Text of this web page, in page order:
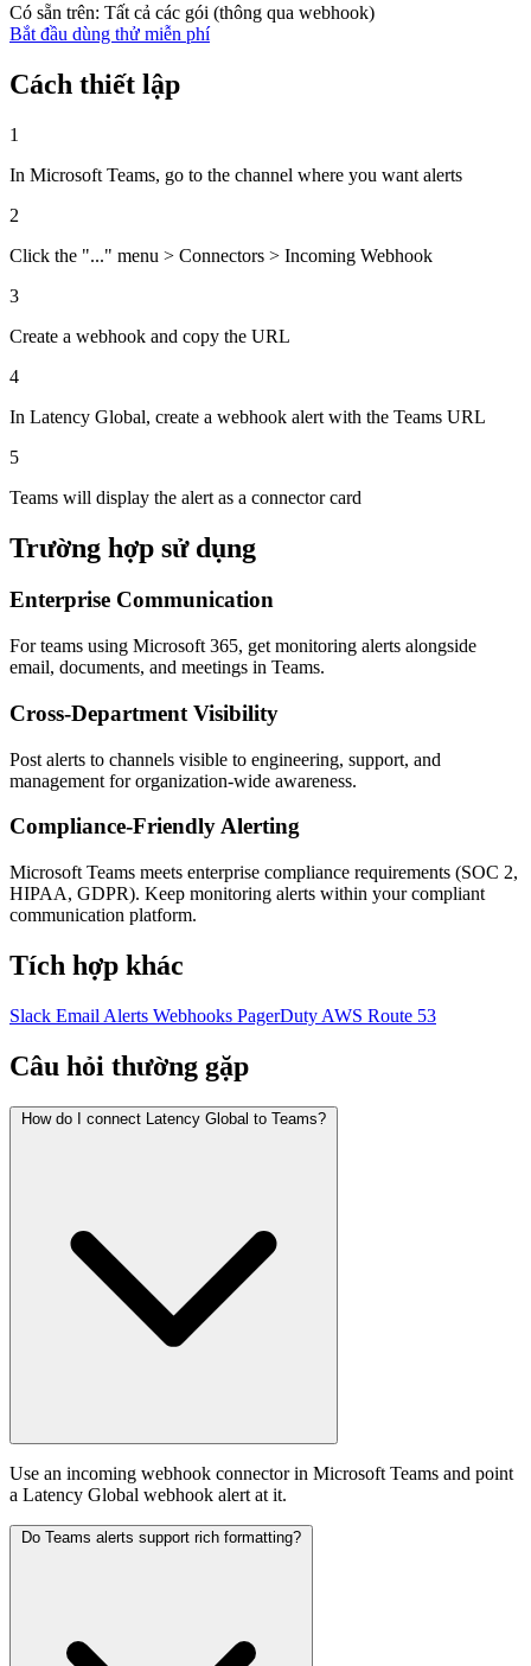
Có sẵn trên: Tất cả các gói (thông qua webhook)
Bắt đầu dùng thử miễn phí
Cách thiết lập
1
In Microsoft Teams, go to the channel where you want alerts
2
Click the "..." menu > Connectors > Incoming Webhook
3
Create a webhook and copy the URL
4
In Latency Global, create a webhook alert with the Teams URL
5
Teams will display the alert as a connector card
Trường hợp sử dụng
Enterprise Communication
For teams using Microsoft 365, get monitoring alerts alongside
email, documents, and meetings in Teams.
Cross-Department Visibility
Post alerts to channels visible to engineering, support, and
management for organization-wide awareness.
Compliance-Friendly Alerting
Microsoft Teams meets enterprise compliance requirements (SOC 2,
HIPAA, GDPR). Keep monitoring alerts within your compliant
communication platform.
Tích hợp khác
Slack Email Alerts Webhooks PagerDuty AWS Route 53
Câu hỏi thường gặp
How do I connect Latency Global to Teams?
Use an incoming webhook connector in Microsoft Teams and point
a Latency Global webhook alert at it.
Do Teams alerts support rich formatting?